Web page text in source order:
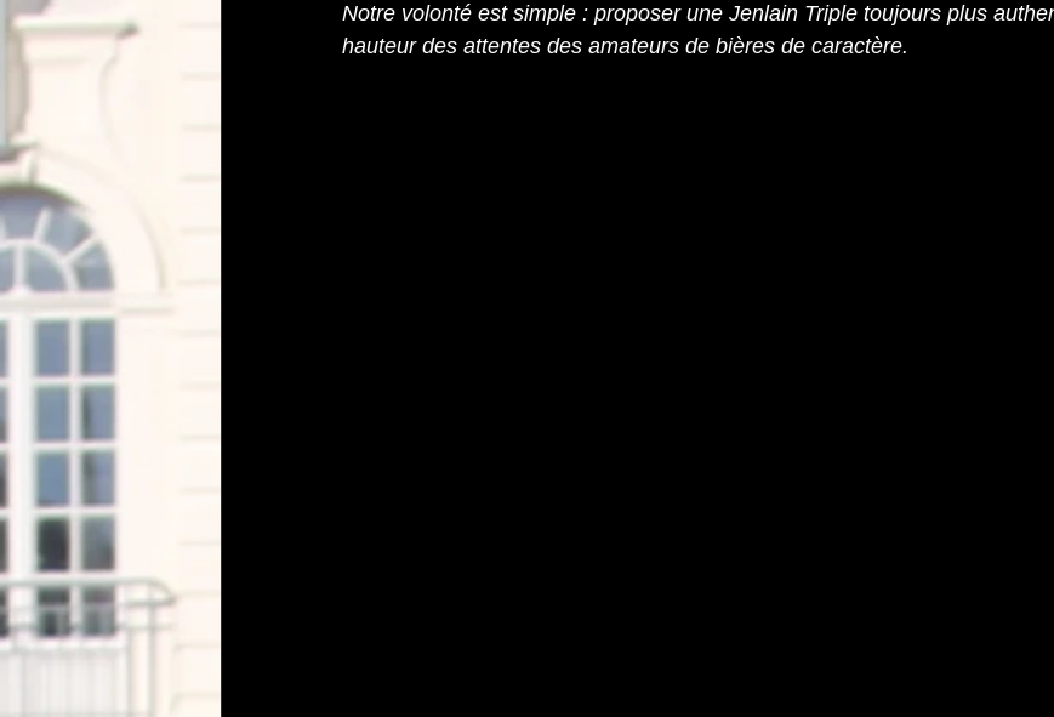
Notre volonté est simple : proposer une Jenlain Triple toujours plus
hauteur des attentes des amateurs de bières de caractère.